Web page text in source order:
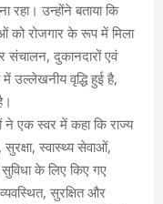
रहा। उन्होंने बताया कि
को रोजगार के रूप में मिला
संचालन, दुकानदारों एवं
उल्लेखनीय वृद्धि हुई है,
ने एक स्वर में कहा कि राज्य
स्वास्थ्य सेवाओं,
के लिए किए गए
सुरक्षित और